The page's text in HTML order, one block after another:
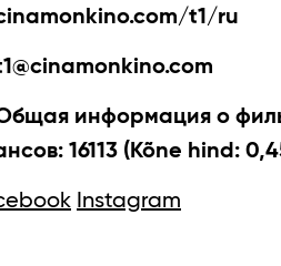
t1/ru
информация о
16113 (Kõne hind:
Instagram